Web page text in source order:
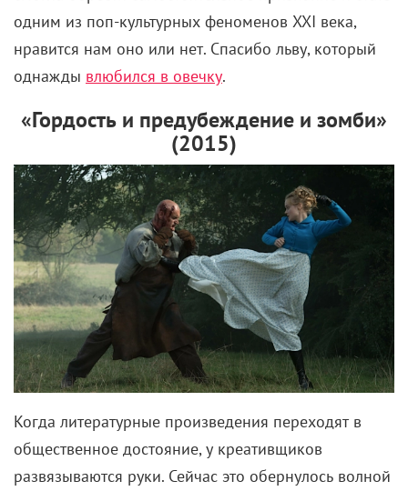
одним из поп-культурных феноменов XXI века,
нравится нам оно или нет. Спасибо льву, который
однажды влюбился в овечку.
«Гордость и предубеждение и зомби»
(2015)
Когда литературные произведения переходят в
общественное достояние, у креативщиков
развязываются руки. Сейчас это обернулось волной